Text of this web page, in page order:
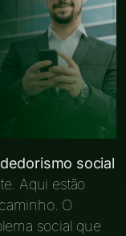
social
Aqui estão
O
social que